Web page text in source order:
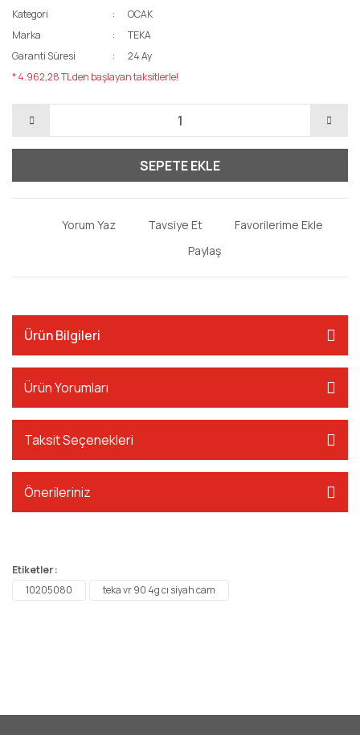
Kategori
OCAK
Marka
TEKA
Garanti Süresi
24 Ay
* 4.962,28 TL den başlayan taksitlerle!
SEPETE EKLE
Yorum Yaz
Tavsiye Et
Paylaş
Ürün Bilgileri
Ürün Yorumları
Taksit Seçenekleri
Önerileriniz
Etiketler :
10205080
teka vr 90 4g cı siyah cam